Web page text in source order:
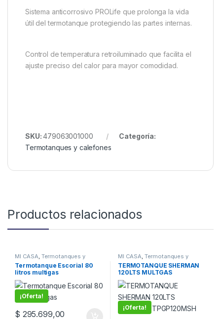
Sistema anticorrosivo PROLife que prolonga la vida
útil del termotanque protegiendo las partes internas.
Control de temperatura retroiluminado que facilita el
ajuste preciso del calor para mayor comodidad.
SKU:479063001000
Categoría:
Termotanques y calefones
Productos relacionados
MI CASA, Termotanques y
calefones
Termotanque Escorial 80
litros multigas
¡Oferta!
$ 295.699,00
MI CASA, Termotanques y
calefones
TERMOTANQUE SHERMAN
120LTS MULTGAS
TPGP120MSH
¡Oferta!